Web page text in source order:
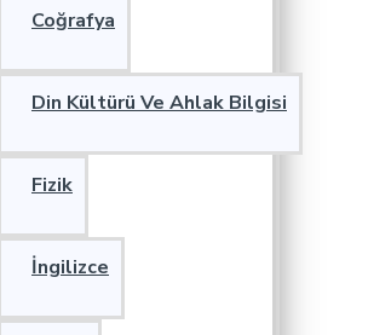
Coğrafya
Din Kültürü Ve Ahlak Bilgisi
Fizik
İngilizce